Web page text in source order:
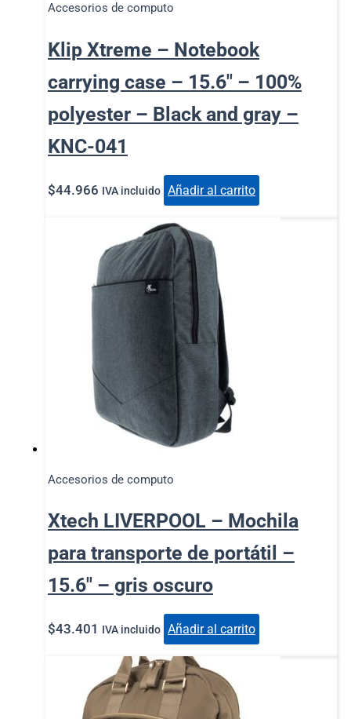
Accesorios de computo
Klip Xtreme – Notebook
carrying case – 15.6″ – 100%
polyester – Black and gray –
KNC-041
$44.966 IVA incluido Añadir al carrito
Accesorios de computo
Xtech LIVERPOOL – Mochila
para transporte de portátil –
15.6″ – gris oscuro
$43.401 IVA incluido Añadir al carrito